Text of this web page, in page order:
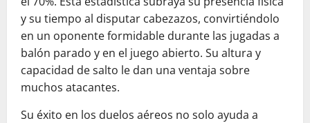
y su tiempo al disputar cabezazos, convirtiéndolo
en un oponente formidable durante las jugadas a
balón parado y en el juego abierto. Su altura y
capacidad de salto le dan una ventaja sobre
muchos atacantes.
Su éxito en los duelos aéreos no solo ayuda a